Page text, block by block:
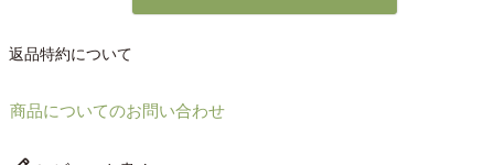
返品特約について
商品についてのお問い合わせ